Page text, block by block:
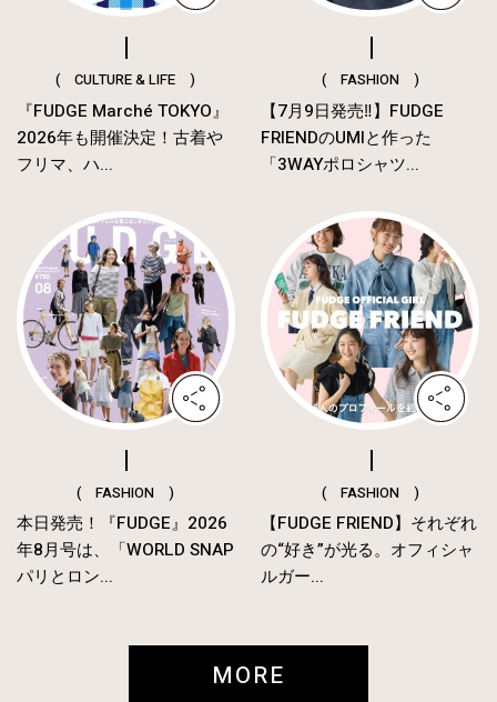
( CULTURE & LIFE )
『FUDGE Marché TOKYO』
2026年も開催決定！古着や
フリマ、ハ...
( FASHION )
【7月9日発売‼︎】FUDGE
FRIENDのUMIと作った
「3WAYポロシャツ...
( FASHION )
本日発売！『FUDGE』2026
年8月号は、「WORLD SNAP
パリとロン...
( FASHION )
【FUDGE FRIEND】それぞれ
の“好き”が光る。オフィシャ
ルガー...
MORE